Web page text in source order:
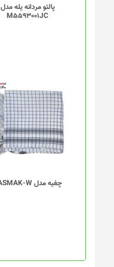
پالتو مردانه یله مدل
M5593001JC
چفیه مدل YASMAK-W